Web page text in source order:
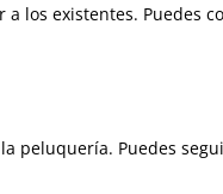
los existentes. Puedes
peluquería. Puedes